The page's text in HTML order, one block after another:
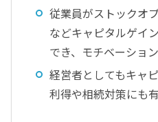
従業員がストックオ
などキャピタルゲイ
でき、モチベーショ
経営者としてもキャ
利得や相続対策にも有